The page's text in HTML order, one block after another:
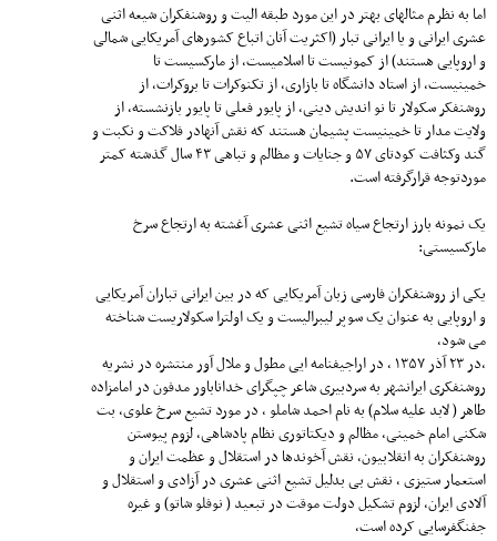
اما به نظرم مثالهای بهتر در این مورد طبقه الیت و روشنفکران شیعه اثنی
عشری ایرانی و یا ایرانی تبار (اکثریت آنان اتباع کشورهای آمریکایی شمالی
و اروپایی هستند) از کمونیست تا اسلامیست، از مارکسیست تا
خمینیست، از استاد دانشگاه تا بازاری، از تکنوکرات تا بروکرات، از
روشنفکر سکولار تا نو اندیش دینی، از پایور فعلی تا پایور بازنشسته، از
ولایت مدار تا خمینیست پشیمان هستند که نقش آنهادر فلاکت و نکبت و
گند و‌کثافت کودتای ۵۷ و جنایات و مظالم و تباهی ۴۳ سال گذشته کمتر
موردتوجه قرارگرفته است.
یک نمونه بارز ارتجاع سیاه تشیع اثنی عشری آغشته به ارتجاع سرخ
مارکسیستی:
یکی از روشنفکران فارسی زبان آمریکایی که در بین ایرانی تباران آمریکایی
و اروپایی به عنوان یک سوپر لیبرالیست و یک اولترا سکولاریست شناخته
می شود،
،در ۲۳ آذر ۱۳۵۷ ، در اراجیفنامه ایی مطول و ملال آور منتشره در نشریه
روشنفکری ایرانشهر به سردبیری شاعر چپگرای خداناباور مدفون در امامزاده
طاهر ( لابد علیه سلام) به نام احمد شاملو ، در مورد تشیع سرخ علوی، بت
شکنی امام خمینی، مظالم و دیکتاتوری نظام پادشاهی، لزوم پیوستن
روشنفکران به انقلابیون، نقش آخوندها در استقلال و عظمت ایران و
استعمار ستیزی‌ ، نقش بی بدلیل تشیع اثنی عشری در آزادی و استقلال و
آلادی ایران، لزوم تشکیل دولت موقت در تبعید ( نوفلو شاتو) و غیره
جفنگفرسایی کرده است،‌